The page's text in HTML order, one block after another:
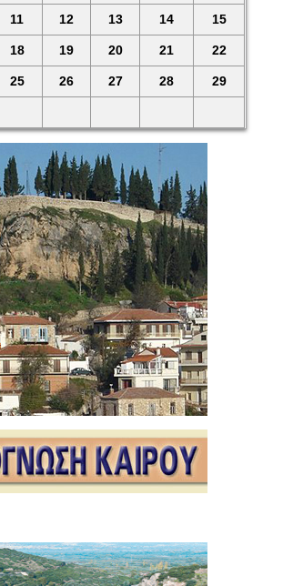
11 12 13 14 15
18 19 20 21 22
25 26 27 28 29